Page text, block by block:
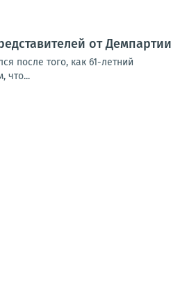
от Демпартии
после того, как 61-летний
что...